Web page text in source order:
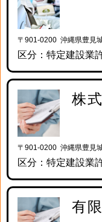
〒901-0200 沖縄県豊見
区分：特定建設業
株
〒901-0200 沖縄県豊見
区分：特定建設業
有